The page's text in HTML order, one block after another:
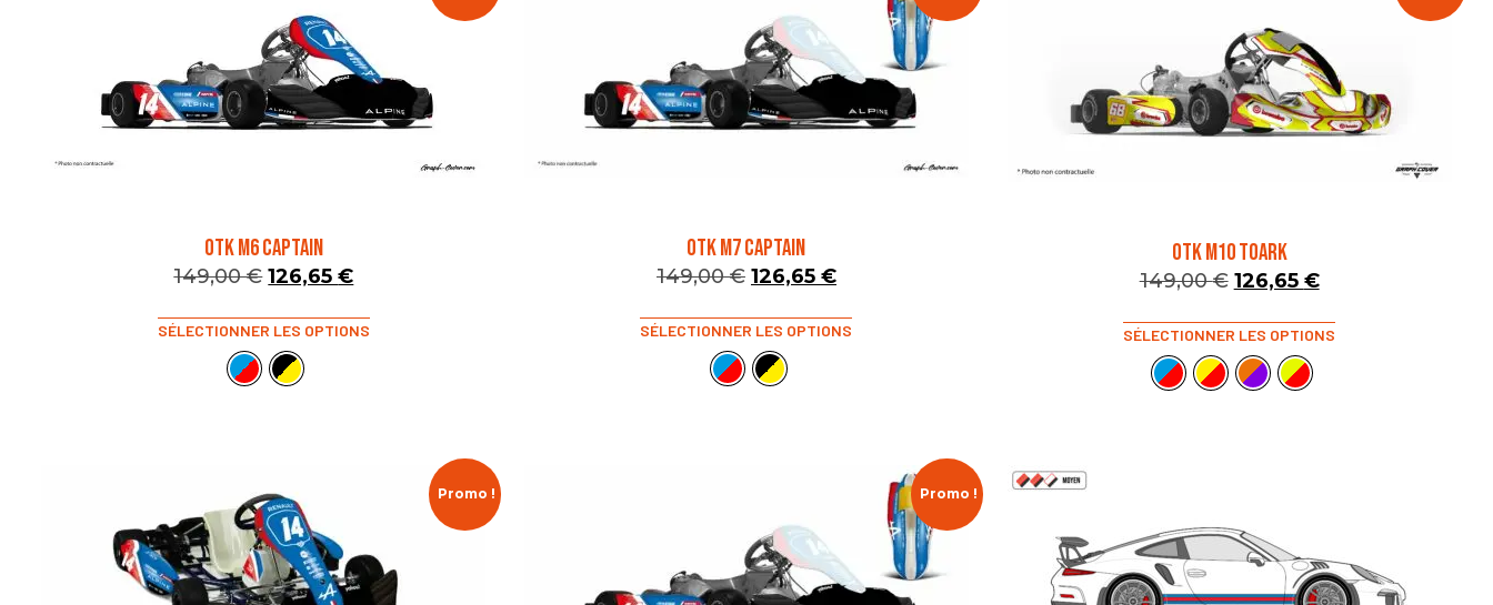
OTK M6 CAPTAIN
149,00€ 126,65€
SÉLECTIONNER LES OPTIONS
OTK M7 CAPTAIN
149,00€ 126,65 €
SÉLECTIONNER LES OPTIONS
OTK M10 TOARK
149,00€ 126,65 €
SÉLECTIONNER LES OPTIONS
Promo ! Promo !